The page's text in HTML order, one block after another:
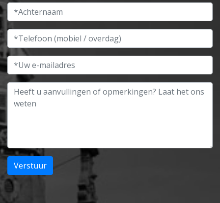
Achternaam
Telefoon (mobiel / overdag)
E-mailadres
Opmerkingen
Verstuur